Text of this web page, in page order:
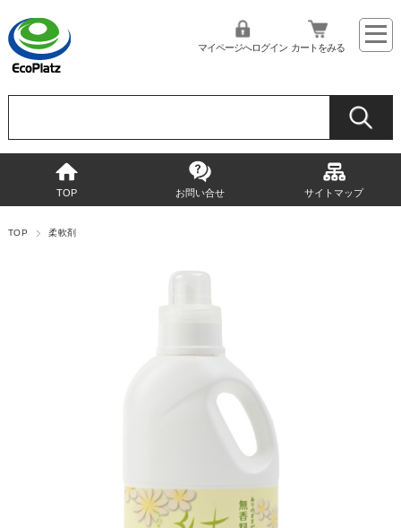
マイページへログイン カートをみる
TOP お問い合せ サイトマップ
TOP 柔軟剤